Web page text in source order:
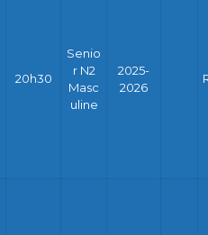
20h30
Senio
r N2
Masc
uline
2025-
2026